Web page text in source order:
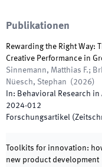
Publikationen
Rewarding the Right Way:
Creative Performance in
Sinnemann, Matthias F.;
Nüesch, Stephan ( 2026)
In: Behavioral Research
2024-012
Forschungsartikel
Toolkits for innovation:
new product development